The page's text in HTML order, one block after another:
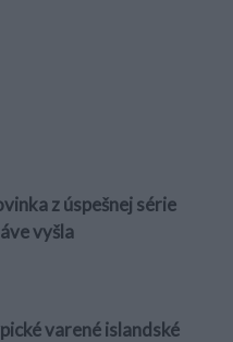
z úspešnej série
vyšla
varené islandské